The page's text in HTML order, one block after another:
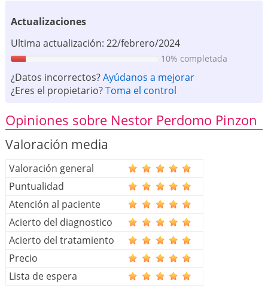
Actualizaciones
Ultima actualización: 22/febrero/2024
10% completada
¿Datos incorrectos?Ayúdanos a mejorar
¿Eres el propietario?Toma el control
Opiniones sobre Nestor Perdomo Pinzon
Valoración media
Valoración general
Puntualidad
Atención al paciente
Acierto del diagnostico
Acierto del tratamiento
Precio
Lista de espera